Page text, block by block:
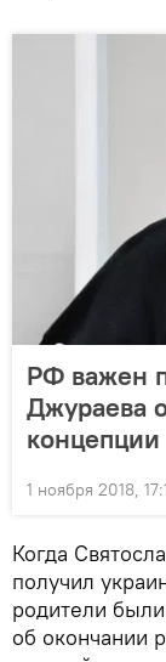
РФ важен
Джураева
концепции
1 ноября 2018,
Когда
получил
родители
об окончании